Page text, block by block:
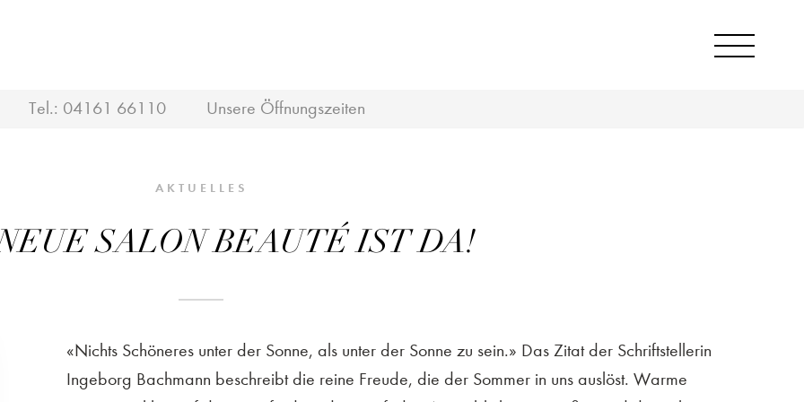
Tel.: 04161 66110 Unsere Öffnungszeiten
AKTUELLES
SALON BEAUTÉ IST DA!
«Nichts Schöneres unter der Sonne, als unter der Sonne zu sein.» Das Zitat der Schriftstellerin
Ingeborg Bachmann beschreibt die reine Freude, die der Sommer in uns auslöst. Warme